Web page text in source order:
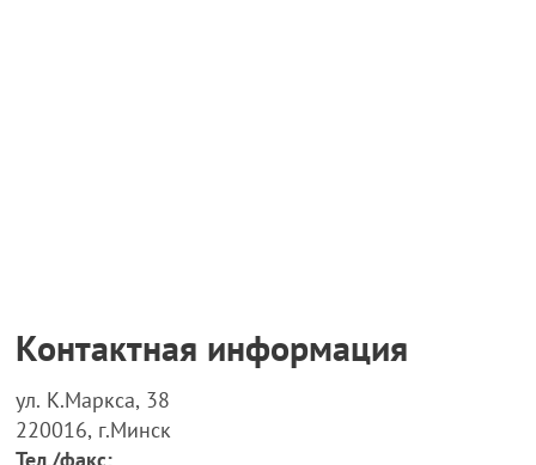
Контактная информация
ул. К.Маркса, 38
220016, г.Минск